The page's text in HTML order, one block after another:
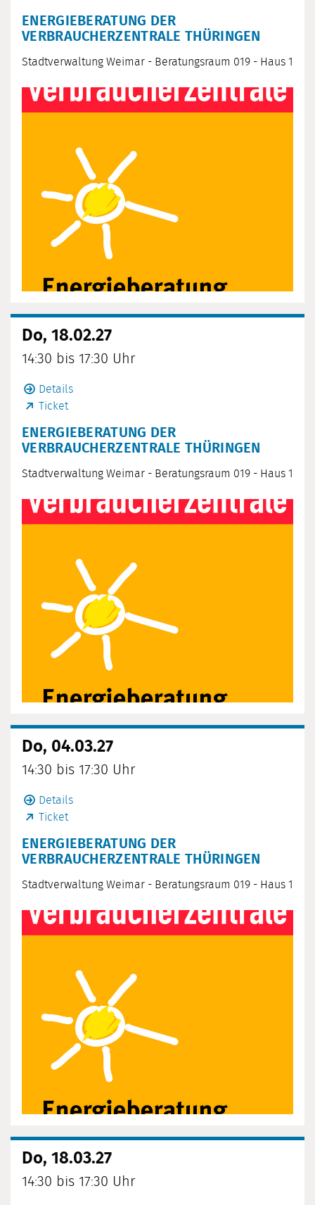
ENERGIEBERATUNG DER
VERBRAUCHERZENTRALE THÜRINGEN
Stadtverwaltung Weimar - Beratungsraum 019 - Haus 1
Do, 18.02.27
14:30 bis 17:30 Uhr
Details
Ticket
ENERGIEBERATUNG DER
VERBRAUCHERZENTRALE THÜRINGEN
Stadtverwaltung Weimar - Beratungsraum 019 - Haus 1
Do, 04.03.27
14:30 bis 17:30 Uhr
Details
Ticket
ENERGIEBERATUNG DER
VERBRAUCHERZENTRALE THÜRINGEN
Stadtverwaltung Weimar - Beratungsraum 019 - Haus 1
Do, 18.03.27
14:30 bis 17:30 Uhr